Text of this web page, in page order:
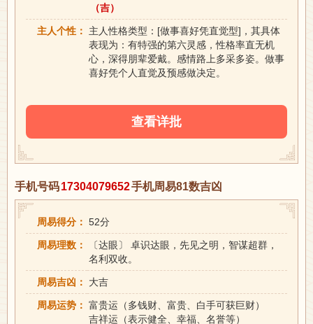
（吉）
主人个性：
主人性格类型：[做事喜好凭直觉型]，其具体
表现为：有特强的第六灵感，性格率直无机
心，深得朋辈爱戴。感情路上多采多姿。做事
喜好凭个人直觉及预感做决定。
查看详批
手机号码17304079652手机周易81数吉凶
周易得分： 52分
周易理数：
〔达眼〕 卓识达眼，先见之明，智谋超群，
名利双收。
周易吉凶： 大吉
周易运势： 富贵运（多钱财、富贵、白手可获巨财）
吉祥运（表示健全、幸福、名誉等）